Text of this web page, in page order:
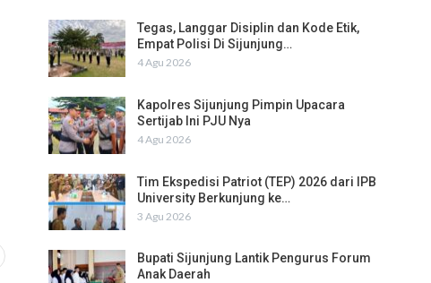
Tegas, Langgar Disiplin dan Kode Etik,
Empat Polisi Di Sijunjung…
4 Agu 2026
Kapolres Sijunjung Pimpin Upacara
Sertijab Ini PJU Nya
4 Agu 2026
Tim Ekspedisi Patriot (TEP) 2026 dari IPB
University Berkunjung ke…
3 Agu 2026
Bupati Sijunjung Lantik Pengurus Forum
Anak Daerah